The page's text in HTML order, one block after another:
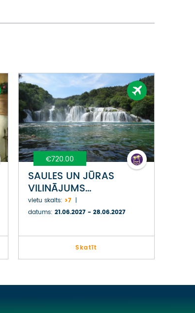
€720.00
SAULES UN JŪRAS
VILINĀJUMS
HORVĀTIJAS SIRDĪ –
DALMĀCIJĀ
vietu skaits: >7
datums: 21.06.2027 - 28.06.2027
Skatīt